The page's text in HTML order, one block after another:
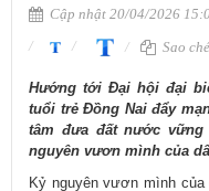
Cập nhật 20/04/2026
Sao
Hướng tới Đại hội đại
tuổi trẻ Đồng Nai đẩy
tâm đưa đất nước
nguyên vươn mình của
Kỷ nguyên vươn mình